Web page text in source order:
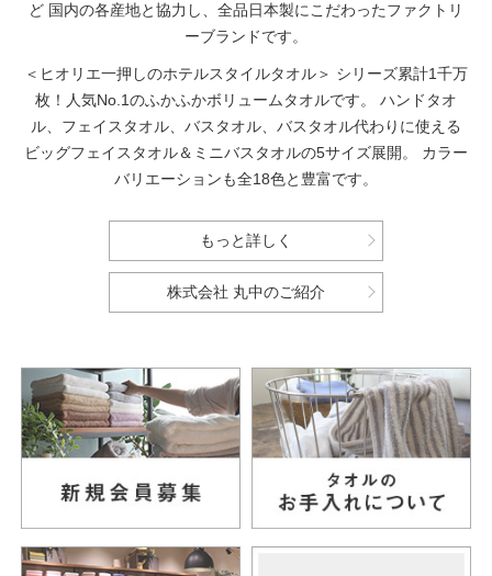
ど 国内の各産地と協力し、全品日本製にこだわったファクトリ
ーブランドです。
＜ヒオリエ一押しのホテルスタイルタオル＞ シリーズ累計1千万
枚！人気No.1のふかふかボリュームタオルです。
ハンドタオ
ル、フェイスタオル、バスタオル、バスタオル代わりに使える
ビッグフェイスタオル＆ミニバスタオルの5サイズ展開。
カラー
バリエーションも全18色と豊富です。
もっと詳しく
株式会社 丸中のご紹介